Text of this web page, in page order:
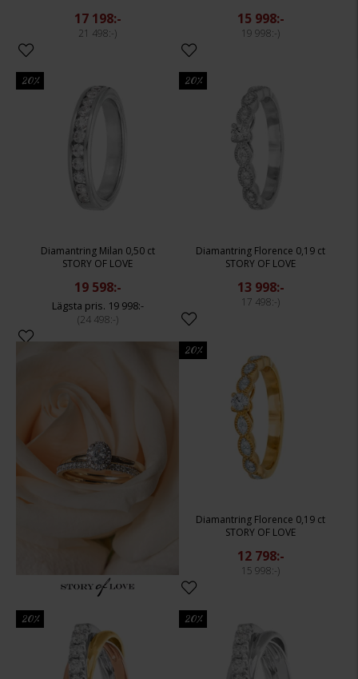
17 198:-
21 498:-
15 998:-
19 998:-
20%
Diamantring Milan 0,50 ct
STORY OF LOVE
19 598:-
24 498:-
19 998:-
20%
Diamantring Florence 0,19 ct
STORY OF LOVE
13 998:-
17 498:-
20%
Diamantring Florence 0,19 ct
STORY OF LOVE
12 798:-
15 998:-
20% 20%